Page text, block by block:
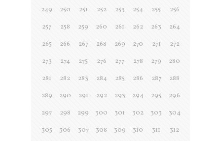
249
250 251 252 253 254 255
256
257
258 259 260 261 262 263
264
265
266 267 268 269 270 271
272
273
274 275 276 277 278 279
280
281
282 283 284 285 286 287
288
289
290 291 292 293 294 295
296
297
298 299 300 301 302 303
304
305
306 307 308 309 310 311
312